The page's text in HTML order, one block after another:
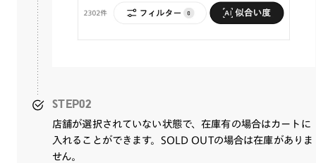
STEP02
店舗が選択されていない状態で、在庫有の場合はカートに
入れることができます。SOLD OUTの場合は在庫がありま
せん。